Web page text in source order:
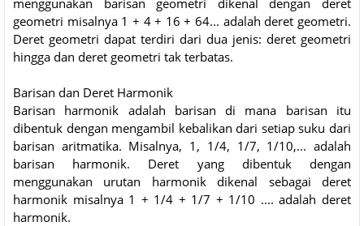
geometri misalnya 1 + 4 + 16 + 64... adalah deret geometri.
Deret geometri dapat terdiri dari dua jenis: deret geometri
hingga dan deret geometri tak terbatas.
Barisan dan Deret Harmonik
Barisan harmonik adalah barisan di mana barisan itu
dibentuk dengan mengambil kebalikan dari setiap suku dari
barisan aritmatika. Misalnya, 1, 1/4, 1/7, 1/10,... adalah
barisan harmonik. Deret yang dibentuk dengan
menggunakan urutan harmonik dikenal sebagai deret
harmonik misalnya 1 + 1/4 + 1/7 + 1/10 .... adalah deret
harmonik.